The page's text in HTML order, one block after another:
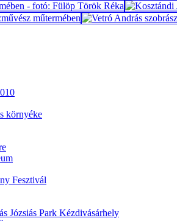
környéke
Fesztivál
Józsiás Park Kézdivásárhely